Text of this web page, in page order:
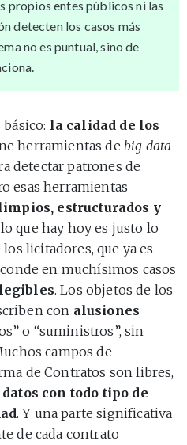
propios entes públicos ni las
detecten los casos más
no es puntual, sino de
la calidad de los
herramientas de big data
detectar patrones de
esas herramientas
estructurados y
lo que hay hoy es justo lo
licitadores, que ya es
en muchísimos casos
. Los objetos de los
con alusiones
o “suministros”, sin
campos de
de Contratos son libres,
datos con todo tipo de
. Y una parte significativa
de cada contrato